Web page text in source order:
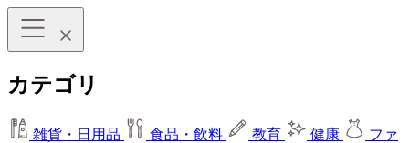
カテゴリ
雑貨・日用品 食品・飲料 教育 健康
ファ